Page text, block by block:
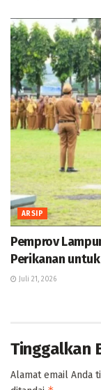
ARSIP
Pemprov
Perikanan
Juli 21, 2026
Tinggalkan
Alamat email Anda